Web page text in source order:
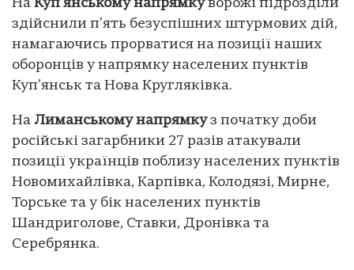
На Куп’янському напрямкуворожі підрозділи
здійснили п’ять безуспішних штурмових дій,
намагаючись прорватися на позиції наших
оборонців у напрямку населених пунктів
Куп’янськ та Нова Кругляківка.
На Лиманському напрямкуз початку доби
російські загарбники 27 разів атакували
позиції українців поблизу населених пунктів
Новомихайлівка, Карпівка, Колодязі, Мирне,
Торське та у бік населених пунктів
Шандриголове, Ставки, Дронівка та
Серебрянка.